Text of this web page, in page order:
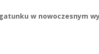
w nowoczesnym